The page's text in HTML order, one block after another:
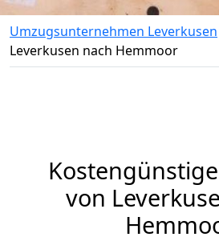
Umzugsunternehmen Leverkusen
Leverkusen nach Hemmoor
von